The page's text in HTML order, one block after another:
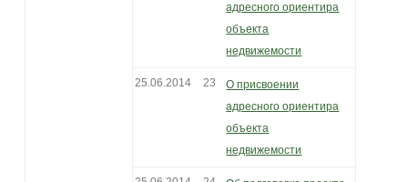
адресного ориентира
объекта
недвижемости
25.06.2014 23
О присвоении
адресного ориентира
объекта
недвижемости